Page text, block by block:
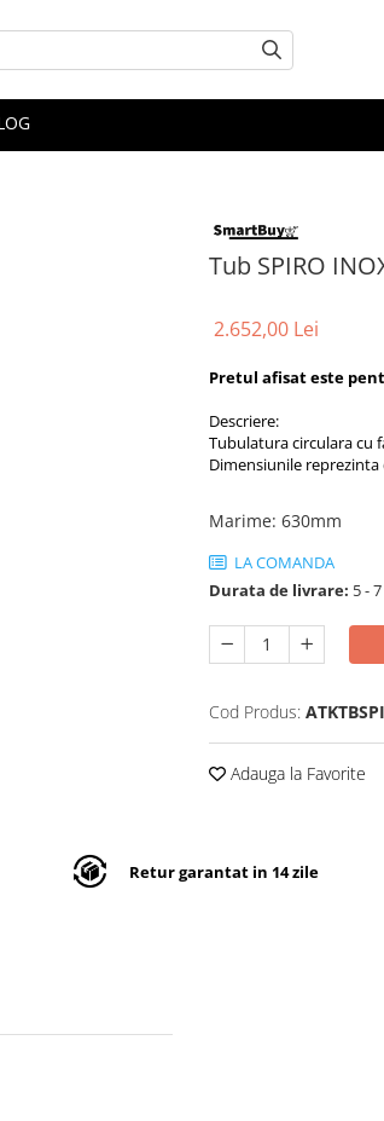
Tub SPIRO
2.652,00 Lei
Pretul afisat este
Descriere:
Tubulatura circulara cu
Dimensiunile
Marime: 630mm
LA COMANDA
Durata de livrare: 5 -
Cod Produs:
Adauga la Favorite
Retur garantat in 14 zile